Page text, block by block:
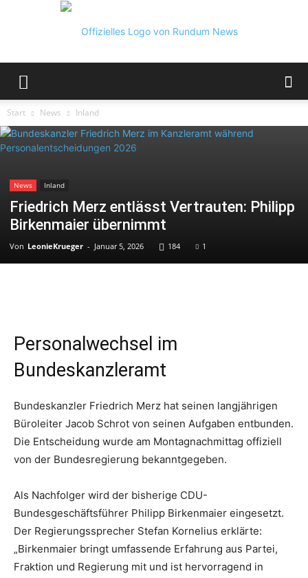
Start News Inland
News Inland
Friedrich Merz entlässt Vertrauten: Philipp
Birkenmaier übernimmt
Von LeonieKrueger - Januar 5, 2026 184 1
Personalwechsel im
Bundeskanzleramt
Bundeskanzler Friedrich Merz hat seinen langjährigen
Büroleiter Jacob Schrot von seinen Aufgaben entbunden.
Die Entscheidung wurde am Montagnachmittag offiziell
von der Bundesregierung bekanntgegeben.
Als Nachfolger wird der bisherige CDU-
Bundesgeschäftsführer Philipp Birkenmaier eingesetzt.
Der Regierungssprecher Stefan Kornelius erklärte:
„Birkenmaier bringt umfassende Erfahrung aus Partei,
Fraktion und Regierung mit und ist hervorragend in